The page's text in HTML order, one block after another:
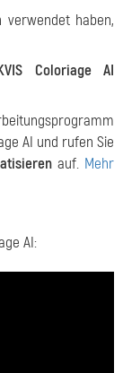
verwendet haben,
Coloriage AI
AI und rufen Sie
auf. Mehr
AI: